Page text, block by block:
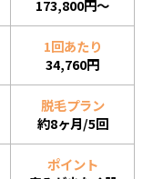
173,800円～
1回あたり
34,760円
脱毛プラン
約8ヶ月/5回
ポイント